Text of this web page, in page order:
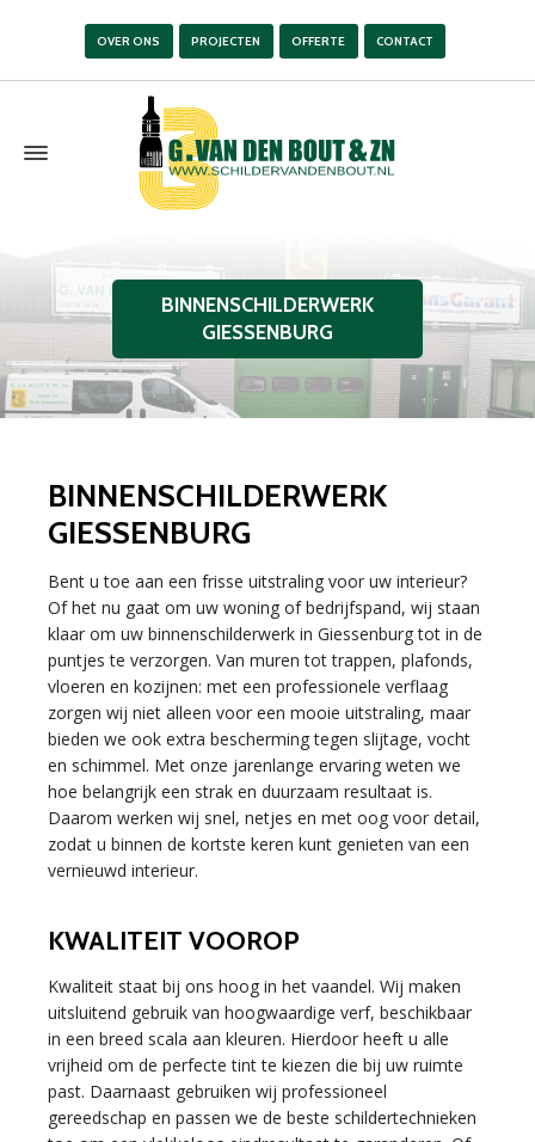
OVER ONS PROJECTEN OFFERTE CONTACT
BINNENSCHILDERWERK
GIESSENBURG
BINNENSCHILDERWERK
GIESSENBURG
Bent u toe aan een frisse uitstraling voor uw interieur?
Of het nu gaat om uw woning of bedrijfspand, wij staan
klaar om uw binnenschilderwerk in Giessenburg tot in de
puntjes te verzorgen. Van muren tot trappen, plafonds,
vloeren en kozijnen: met een professionele verflaag
zorgen wij niet alleen voor een mooie uitstraling, maar
bieden we ook extra bescherming tegen slijtage, vocht
en schimmel. Met onze jarenlange ervaring weten we
hoe belangrijk een strak en duurzaam resultaat is.
Daarom werken wij snel, netjes en met oog voor detail,
zodat u binnen de kortste keren kunt genieten van een
vernieuwd interieur.
KWALITEIT VOOROP
Kwaliteit staat bij ons hoog in het vaandel. Wij maken
uitsluitend gebruik van hoogwaardige verf, beschikbaar
in een breed scala aan kleuren. Hierdoor heeft u alle
vrijheid om de perfecte tint te kiezen die bij uw ruimte
past. Daarnaast gebruiken wij professioneel
gereedschap en passen we de beste schildertechnieken